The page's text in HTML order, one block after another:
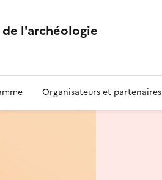
de l'archéologie
Organisateurs et partenaires